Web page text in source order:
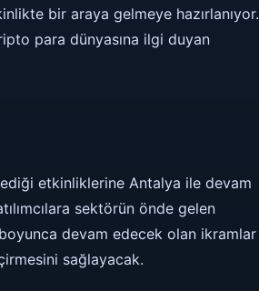
bir araya gelmeye hazırlanıyor.
para dünyasına ilgi duyan
etkinliklerine Antalya ile devam
sektörün önde gelen
devam edecek olan ikramlar
sağlayacak.